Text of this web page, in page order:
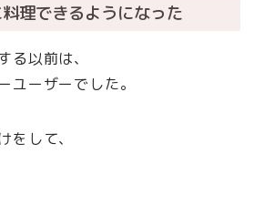
理できるようになった
る以前は、
ユーザーでした。
をして、